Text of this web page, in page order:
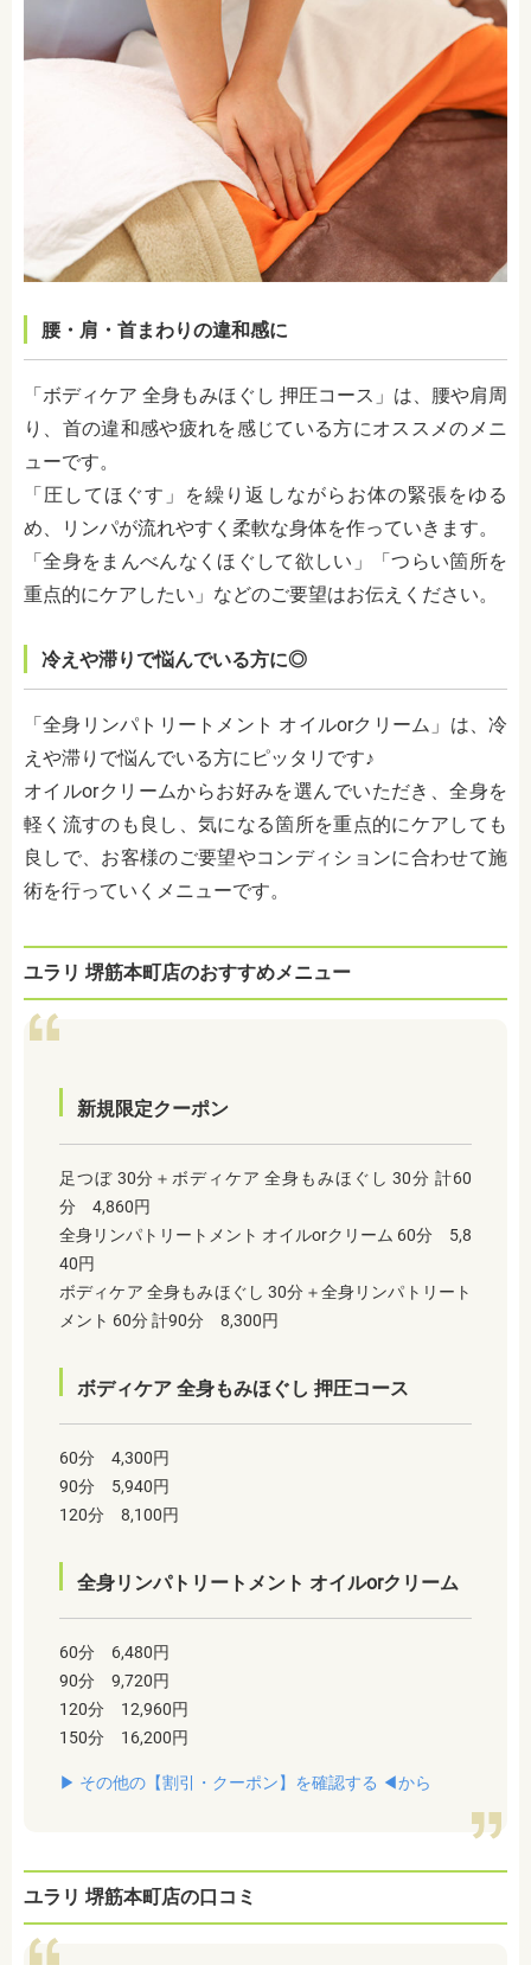
腰・肩・首まわりの違和感に
「ボディケア 全身もみほぐし 押圧コース」は、腰や肩周
り、首の違和感や疲れを感じている方にオススメのメニ
ューです。
「圧してほぐす」を繰り返しながらお体の緊張をゆる
め、リンパが流れやすく柔軟な身体を作っていきます。
「全身をまんべんなくほぐして欲しい」「つらい箇所を
重点的にケアしたい」などのご要望はお伝えください。
冷えや滞りで悩んでいる方に◎
「全身リンパトリートメント オイルorクリーム」は、冷
えや滞りで悩んでいる方にピッタリです♪
オイルorクリームからお好みを選んでいただき、全身を
軽く流すのも良し、気になる箇所を重点的にケアしても
良しで、お客様のご要望やコンディションに合わせて施
術を行っていくメニューです。
ユラリ 堺筋本町店のおすすめメニュー
新規限定クーポン
足つぼ 30分＋ボディケア 全身もみほぐし 30分 計60
分 4,860円
全身リンパトリートメント オイルorクリーム 60分 5,8
40円
ボディケア 全身もみほぐし 30分＋全身リンパトリート
メント 60分 計90分 8,300円
ボディケア 全身もみほぐし 押圧コース
60分 4,300円
90分 5,940円
120分 8,100円
全身リンパトリートメント オイルorクリーム
60分 6,480円
90分 9,720円
120分 12,960円
150分 16,200円
▶︎ その他の【割引・クーポン】を確認する ◀︎から
ユラリ 堺筋本町店の口コミ